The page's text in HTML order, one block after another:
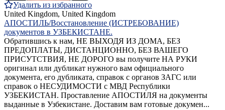
Удалить из избранного
United Kingdom, United Kingdom
АПОСТИЛЬ/Восстановление (ИСТРЕБОВАНИЕ)
документов в УЗБЕКИСТАНЕ.
Обратившись к нам, НЕ ВЫХОДЯ ИЗ ДОМА, БЕЗ
ПРЕДОПЛАТЫ, ДИСТАНЦИОННО, БЕЗ ВАШЕГО
ПРИСУТСТВИЯ, НЕ ДОРОГО вы получите НА РУКИ
оригинал или дубликат нужного вам официального
документа, его дубликата, справок с органов ЗАГС или
справок о НЕСУДИМОСТИ с МВД Республики
УЗБЕКИСТАН. Проставление АПОСТИЛЯ на документы
выданные в Узбекистане. Доставим вам готовые докумен...